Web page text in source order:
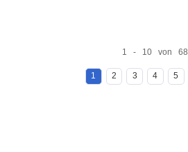
1 - 10 von 68
1 2 3 4 5